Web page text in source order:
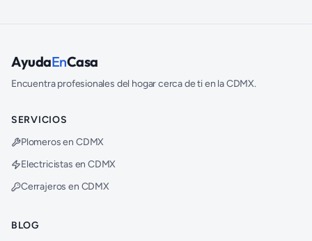
AyudaEnCasa
Encuentra profesionales del hogar cerca de ti en la CDMX.
SERVICIOS
Plomeros en CDMX
Electricistas en CDMX
Cerrajeros en CDMX
BLOG